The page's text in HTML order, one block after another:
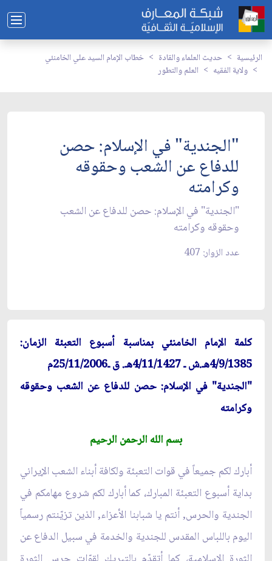
الرئيسية حديث العلماء والقادة
خطاب الإمام السيد علي الخامنئي
ولاية الفقيه
العلم والتطور
"الجندية" في الإسلام: حصن
للدفاع عن الشعب وحقوقه
وكرامته
"الجندية" في الإسلام: حصن للدفاع عن الشعب
وحقوقه وكرامته
عدد الزوار: 407
كلمة الإمام الخامنئي بمناسبة أسبوع التعبئة الزمان:
4/9/1385هـ.ش ـ 4/11/1427هـ. ق ـ25/11/2006م
"الجندية" في الإسلام: حصن للدفاع عن الشعب وحقوقه
وكرامته
بسم الله الرحمن الرحيم
أبارك لكم جميعاً في قوات التعبئة ولكافة أبناء الشعب الإيراني
بداية أسبوع التعبئة المبارك، كما أبارك لكم شروع مهامكم في
الجندية والحرس, أنتم يا شبابنا الأعزاء, الذين تزيّنتم رسمياً
اليوم باللباس المقدس للجندية والخدمة في سبيل الدفاع عن